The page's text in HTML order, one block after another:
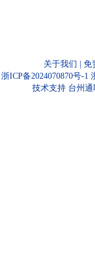
关于我们 | 免
浙ICP备2024070870号-1
技术支持 台州